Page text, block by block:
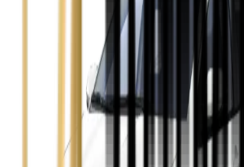
Opel Insignia